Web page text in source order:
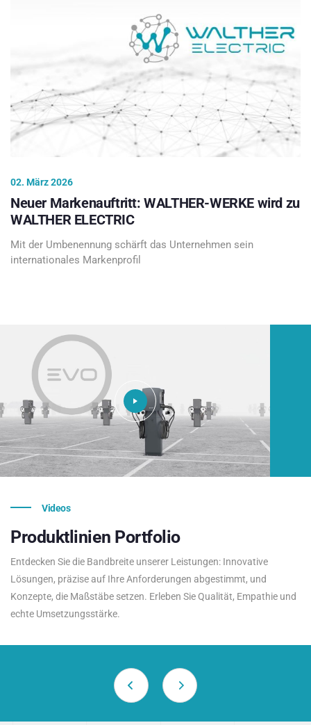
02. März 2026
Neuer Markenauftritt: WALTHER-WERKE wird zu
WALTHER ELECTRIC
Mit der Umbenennung schärft das Unternehmen sein
internationales Markenprofil
Videos
Produktlinien Portfolio
Entdecken Sie die Bandbreite unserer Leistungen: Innovative
Lösungen, präzise auf Ihre Anforderungen abgestimmt, und
Konzepte, die Maßstäbe setzen. Erleben Sie Qualität, Empathie und
echte Umsetzungsstärke.